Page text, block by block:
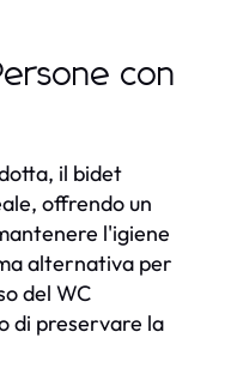
con
il bidet
offrendo un
l'igiene
alternativa per
del WC
di preservare la